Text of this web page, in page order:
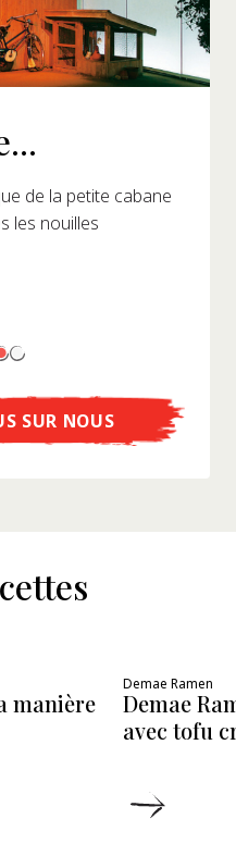
de la petite cabane
les nouilles
SUR NOUS
manière
Demae Ramen
Demae
avec tofu